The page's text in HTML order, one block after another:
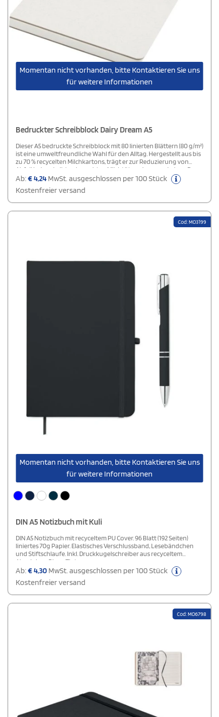
Momentan nicht vorhanden, bitte Kontaktieren Sie uns
für weitere Informationen
Bedruckter Schreibblock Dairy Dream A5
Dieser A5 bedruckte Schreibblock mit 80 linierten Blättern (80 g/m²)
ist eine umweltfreundliche Wahl für den Alltag. Hergestellt aus bis
zu 70 % recycelten Milchkartons, trägt er zur Reduzierung von
Abfall bei und gibt gebrauchten Milchtüten ein neues Leben. Der
nachhaltige Produktionsprozess umfasst das Sammeln, Sortieren
und Verarbeiten der Milchkartons, um sie in hochwertiges Papier
zu verwandeln. Dieses Notizbuch ist nicht nur praktisch und
robust, sondern auch ein Zeichen für bewussten Konsum.
Ab:€4,24 MwSt. ausgeschlossen per 100 Stück
Kostenfreier versand
Cod: MO3199
Momentan nicht vorhanden, bitte Kontaktieren Sie uns
für weitere Informationen
DIN A5 Notizbuch mit Kuli
DIN A5 Notizbuch mit recyceltem PU Cover. 96 Blatt (192 Seiten)
liniertes 70g Papier. Elastisches Verschlussband, Lesebändchen
und Stiftschlaufe. Inkl. Druckkugelschreiber aus recyceltem
Aluminium. Blaue Tinte.
Ab:€4,30 MwSt. ausgeschlossen per 100 Stück
Kostenfreier versand
Cod: MO6798